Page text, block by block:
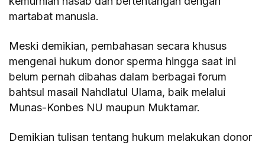
martabat manusia.
Meski demikian, pembahasan secara khusus
mengenai hukum donor sperma hingga saat ini
belum pernah dibahas dalam berbagai forum
bahtsul masail Nahdlatul Ulama, baik melalui
Munas-Konbes NU maupun Muktamar.
Demikian tulisan tentang hukum melakukan donor